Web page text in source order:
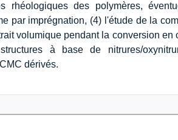
rhéologiques des polymères,
par imprégnation, (4) l'étude de la
volumique pendant la conversion en
à base de nitrures/
dérivés.